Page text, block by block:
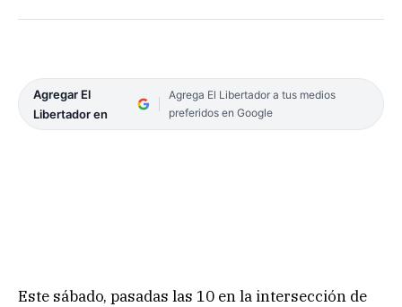
Agregar El
Libertador en
Agrega El Libertador a tus medios
preferidos en Google
Este sábado, pasadas las 10 en la intersección de